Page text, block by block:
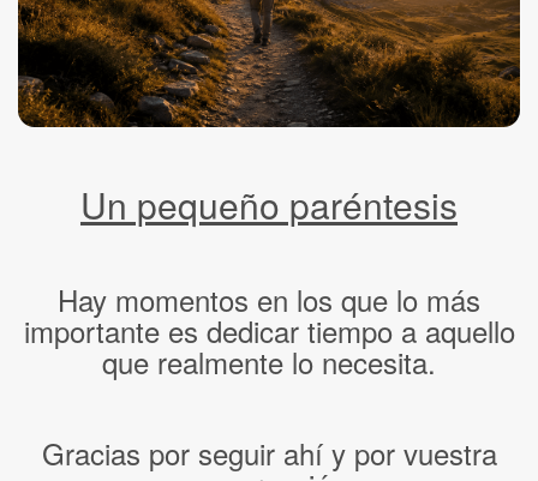
Un pequeño paréntesis
Hay momentos en los que lo más
importante es dedicar tiempo a aquello
que realmente lo necesita.
Gracias por seguir ahí y por vuestra